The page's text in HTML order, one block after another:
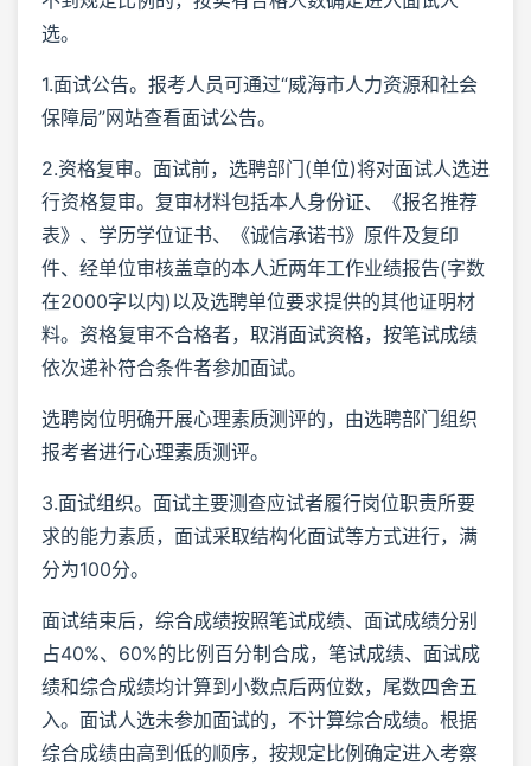
选。
1.面试公告。报考人员可通过“威海市人力资源和社会
保障局”网站查看面试公告。
2.资格复审。面试前，选聘部门(单位)将对面试人选进
行资格复审。复审材料包括本人身份证、《报名推荐
表》、学历学位证书、《诚信承诺书》原件及复印
件、经单位审核盖章的本人近两年工作业绩报告(字数
在2000字以内)以及选聘单位要求提供的其他证明材
料。资格复审不合格者，取消面试资格，按笔试成绩
依次递补符合条件者参加面试。
选聘岗位明确开展心理素质测评的，由选聘部门组织
报考者进行心理素质测评。
3.面试组织。面试主要测查应试者履行岗位职责所要
求的能力素质，面试采取结构化面试等方式进行，满
分为100分。
面试结束后，综合成绩按照笔试成绩、面试成绩分别
占40%、60%的比例百分制合成，笔试成绩、面试成
绩和综合成绩均计算到小数点后两位数，尾数四舍五
入。面试人选未参加面试的，不计算综合成绩。根据
综合成绩由高到低的顺序，按规定比例确定进入考察